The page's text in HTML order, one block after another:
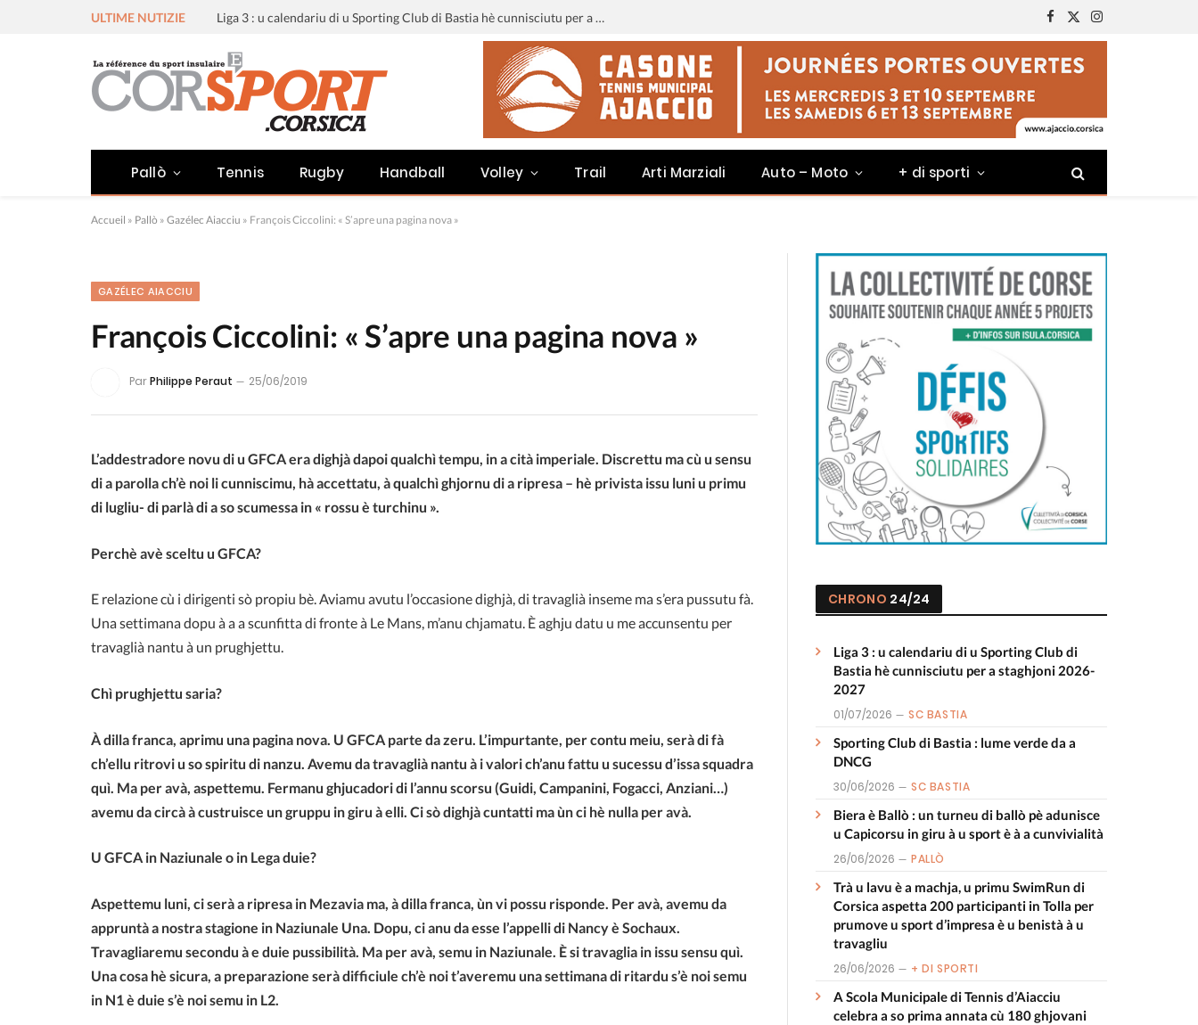
ULTIME NUTIZIE Liga 3 : u calendariu di u Sporting Club di Bastia hè cunnisciutu per a staghjoni 2026-2027
Facebook
X
(Twitter)
Instagram
Pallò Tennis Rugby Handball Volley Trail Arti Marziali Auto – Moto + di sporti
Accueil » Pallò » Gazélec Aiacciu » François Ciccolini: « S’apre una pagina nova »
GAZÉLEC AIACCIU
François Ciccolini: « S’apre una pagina nova »
ParPhilippe Peraut 25/06/2019
L’addestradore novu di u GFCA era dighjà dapoi qualchì tempu, in a cità imperiale. Discrettu ma cù u sensu
di a parolla ch’è noi li cunniscimu, hà accettatu, à qualchì ghjornu di a ripresa – hè privista issu luni u primu
di lugliu- di parlà di a so scumessa in « rossu è turchinu ».
Perchè avè sceltu u GFCA?
E relazione cù i dirigenti sò propiu bè. Aviamu avutu l’occasione dighjà, di travaglià inseme ma s’era pussutu fà.
Una settimana dopu à a a scunfitta di fronte à Le Mans, m’anu chjamatu. È aghju datu u me accunsentu per
travaglià nantu à un prughjettu.
Chì prughjettu saria?
À dilla franca, aprimu una pagina nova. U GFCA parte da zeru. L’impurtante, per contu meiu, serà di fà
ch’ellu ritrovi u so spiritu di nanzu. Avemu da travaglià nantu à i valori ch’anu fattu u sucessu d’issa squadra
quì. Ma per avà, aspettemu. Fermanu ghjucadori di l’annu scorsu (Guidi, Campanini, Fogacci, Anziani…)
avemu da circà à custruisce un gruppu in giru à elli. Ci sò dighjà cuntatti ma ùn ci hè nulla per avà.
U GFCA in Naziunale o in Lega duie?
Aspettemu luni, ci serà a ripresa in Mezavia ma, à dilla franca, ùn vi possu risponde. Per avà, avemu da
appruntà a nostra stagione in Naziunale Una. Dopu, ci anu da esse l’appelli di Nancy è Sochaux.
Travagliaremu secondu à e duie pussibilità. Ma per avà, semu in Naziunale. È si travaglia in issu sensu quì.
Una cosa hè sicura, a preparazione serà difficiule ch’è noi t’averemu una settimana di ritardu s’è noi semu
in N1 è duie s’è noi semu in L2.
CHRONO 24/24
Liga 3 : u calendariu di u Sporting Club di
Bastia hè cunnisciutu per a staghjoni 2026-
2027
01/07/2026 SC BASTIA
Sporting Club di Bastia : lume verde da a
DNCG
30/06/2026 SC BASTIA
Biera è Ballò : un turneu di ballò pè adunisce
u Capicorsu in giru à u sport è à a cunvivialità
26/06/2026 PALLÒ
Trà u lavu è a machja, u primu SwimRun di
Corsica aspetta 200 participanti in Tolla per
prumove u sport d’impresa è u benistà à u
travagliu
26/06/2026 + DI SPORTI
A Scola Municipale di Tennis d’Aiacciu
celebra a so prima annata cù 180 ghjovani